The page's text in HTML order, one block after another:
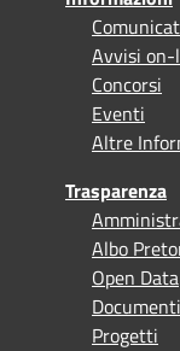
Avvisi
Concorsi
Eventi
Altre
Trasparenza
Albo
Open Data
Progetti